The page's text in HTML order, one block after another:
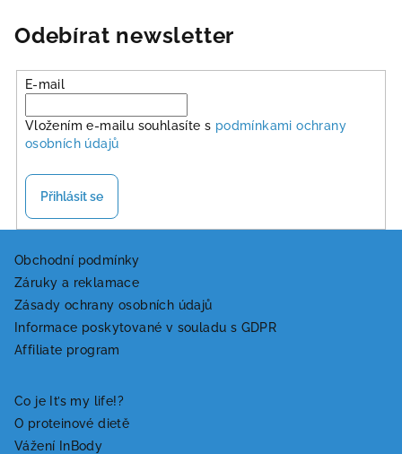
Odebírat newsletter
E-mail
Vložením e-mailu souhlasíte s podmínkami ochrany
osobních údajů
Přihlásit se
Obchodní podmínky
Záruky a reklamace
Zásady ochrany osobních údajů
Informace poskytované v souladu s GDPR
Affiliate program
Co je It’s my life!?
O proteinové dietě
Vážení InBody